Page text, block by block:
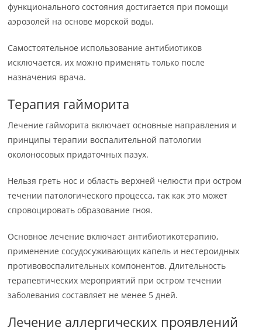
функционального состояния достигается при помощи
аэрозолей на основе морской воды.
Самостоятельное использование антибиотиков
исключается, их можно применять только после
назначения врача.
Терапия гайморита
Лечение гайморита включает основные направления и
принципы терапии воспалительной патологии
околоносовых придаточных пазух.
Нельзя греть нос и область верхней челюсти при остром
течении патологического процесса, так как это может
спровоцировать образование гноя.
Основное лечение включает антибиотикотерапию,
применение сосудосуживающих капель и нестероидных
противовоспалительных компонентов. Длительность
терапевтических мероприятий при остром течении
заболевания составляет не менее 5 дней.
Лечение аллергических проявлений